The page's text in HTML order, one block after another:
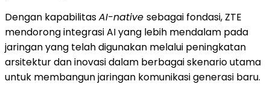
Dengan kapabilitasAI-native sebagai fondasi, ZTE
mendorong integrasi AI yang lebih mendalam pada
jaringan yang telah digunakan melalui peningkatan
arsitektur dan inovasi dalam berbagai skenario utama
untuk membangun jaringan komunikasi generasi baru.